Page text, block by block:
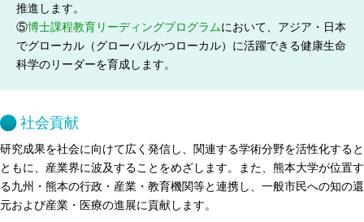
推進します。
⑤博士課程教育リーディングプログラムにおいて、アジア・日本
でグローカル（グローバルかつローカル）に活躍できる健康生命
科学のリーダーを育成します。
社会貢献
研究成果を社会に向けて広く発信し、関連する学術分野を活性化すると
ともに、産業界に波及することをめざします。また、熊本大学が位置す
る九州・熊本の行政・産業・教育機関等と連携し、一般市民への知の還
元および産業・医療の進展に貢献します。